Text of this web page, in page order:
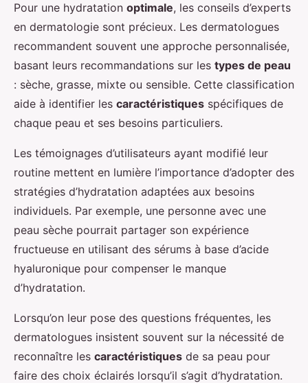
Pour une hydratation optimale, les conseils d’experts
en dermatologie sont précieux. Les dermatologues
recommandent souvent une approche personnalisée,
basant leurs recommandations sur les types de peau
: sèche, grasse, mixte ou sensible. Cette classification
aide à identifier les caractéristiques spécifiques de
chaque peau et ses besoins particuliers.
Les témoignages d’utilisateurs ayant modifié leur
routine mettent en lumière l’importance d’adopter des
stratégies d’hydratation adaptées aux besoins
individuels. Par exemple, une personne avec une
peau sèche pourrait partager son expérience
fructueuse en utilisant des sérums à base d’acide
hyaluronique pour compenser le manque
d’hydratation.
Lorsqu’on leur pose des questions fréquentes, les
dermatologues insistent souvent sur la nécessité de
reconnaître les caractéristiques de sa peau pour
faire des choix éclairés lorsqu’il s’agit d’hydratation.